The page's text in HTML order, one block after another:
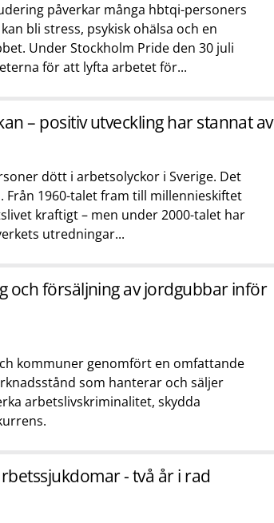
påverkar många hbtqi-personers
bli stress, psykisk ohälsa och en
Under Stockholm Pride den 30 juli
för att lyfta arbetet för...
– positiv utveckling har stannat av
dött i arbetsolyckor i Sverige. Det
Från 1960-talet fram till millennieskiftet
kraftigt – men under 2000-talet har
utredningar...
och försäljning av jordgubbar inför
kommuner genomfört en omfattande
som hanterar och säljer
arbetslivskriminalitet, skydda
- två år i rad